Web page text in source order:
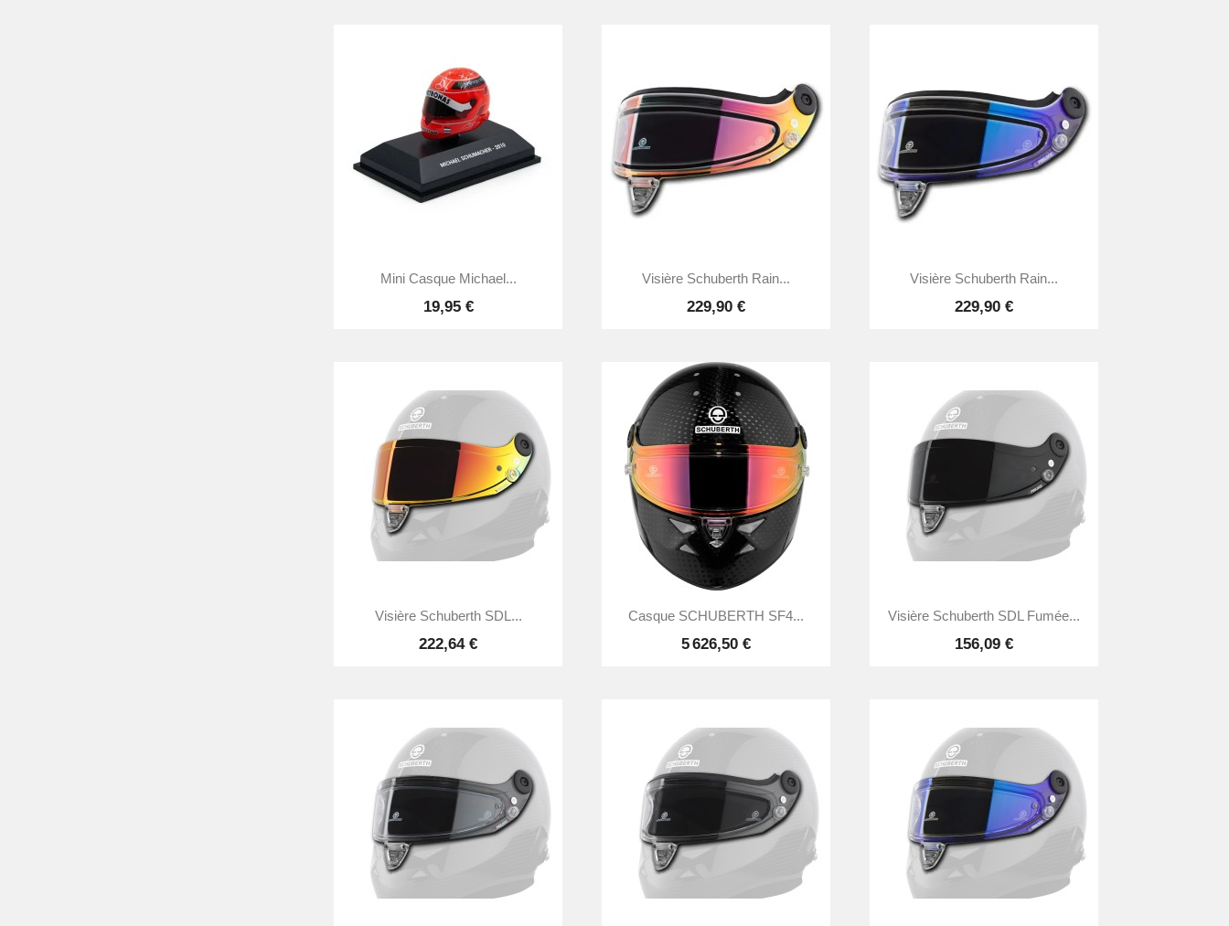
Aperçu rapide
Mini Casque Michael...
19,95 €
Aperçu rapide
Visière Schuberth Rain...
229,90 €
Aperçu rapide
Visière Schuberth Rain...
229,90 €
Aperçu rapide
Visière Schuberth SDL...
222,64 €
 Aperçu rapide
Casque SCHUBERTH SF4...
5 626,50 €
Aperçu rapide
Visière Schuberth SDL Fumée...
156,09 €